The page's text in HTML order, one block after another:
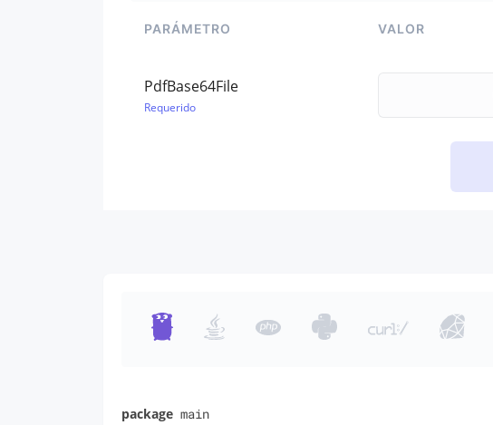
PARÁMETRO VALOR
PdfBase64File
Requerido
package main